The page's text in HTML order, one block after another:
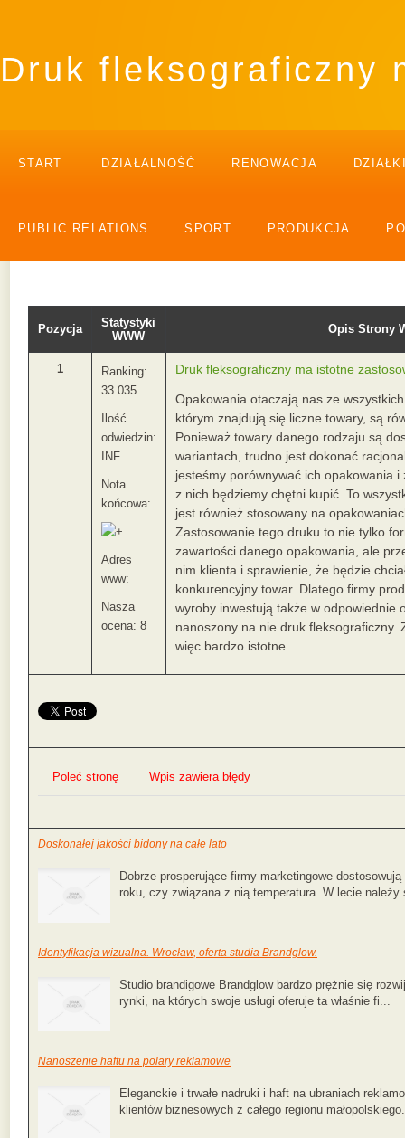
Druk fleksograficzny
START DZIAŁALNOŚĆ RENOWACJA
PUBLIC RELATIONS SPORT PRODUKCJA
Pozycja
Statystyki
WWW
Opis Strony
1
Ranking:
33 035
Ilość
odwiedzin:
INF
Nota
końcowa:
Adres
www:
Nasza
ocena: 8
Druk fleksograficzny ma istotne
Opakowania otaczają nas ze
którym znajdują się liczne towary, są
Ponieważ towary danego rodzaju są
wariantach, trudno jest dokonać
jesteśmy porównywać ich opakowania
z nich będziemy chętni kupić. To
jest również stosowany na
Zastosowanie tego druku to nie tylko
zawartości danego opakowania, ale
nim klienta i sprawienie, że będzie
konkurencyjny towar. Dlatego firmy
wyroby inwestują także w odpowiednie
nanoszony na nie druk fleksograficzny.
więc bardzo istotne.
Poleć stronę Wpis zawiera błędy
Doskonałej jakości bidony na całe lato
Dobrze prosperujące firmy marketingowe
roku, czy związana z nią temperatura. W lecie
Identyfikacja wizualna. Wrocław, oferta studia Brandglow.
Studio brandigowe Brandglow bardzo prężnie się
rynki, na których swoje usługi oferuje ta właśnie fi...
Nanoszenie haftu na polary reklamowe
Eleganckie i trwałe nadruki i haft na ubraniach
klientów biznesowych z całego regionu